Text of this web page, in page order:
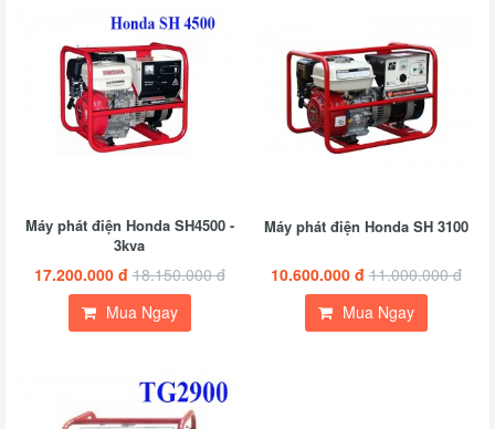
Máy phát điện Honda SH4500 -
3kva
17.200.000 đ 18.150.000 đ
Mua Ngay
Máy phát điện Honda SH 3100
10.600.000 đ 11.000.000 đ
Mua Ngay